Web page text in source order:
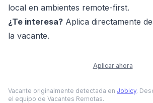
local en ambientes remote-first.
¿Te interesa? Aplica directamente
la vacante.
Aplicar ahora
Vacante originalmente detectada en Jobicy.
el equipo de Vacantes Remotas.